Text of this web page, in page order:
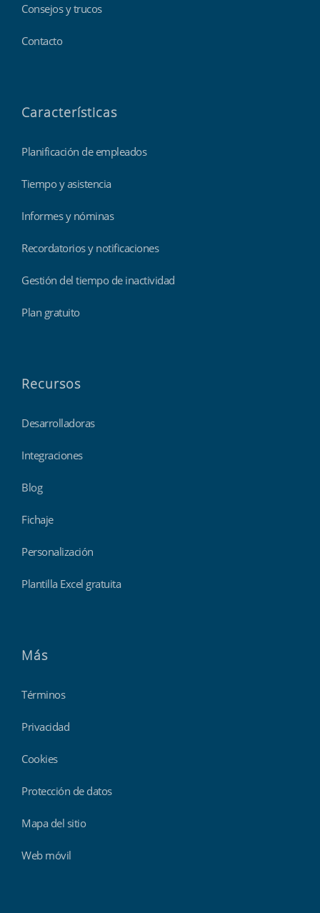
Consejos y trucos
Contacto
Características
Planificación de empleados
Tiempo y asistencia
Informes y nóminas
Recordatorios y notificaciones
Gestión del tiempo de inactividad
Plan gratuito
Recursos
Desarrolladoras
Integraciones
Blog
Fichaje
Personalización
Plantilla Excel gratuita
Más
Términos
Privacidad
Cookies
Protección de datos
Mapa del sitio
Web móvil